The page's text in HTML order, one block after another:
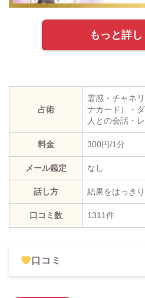
もっと詳
占術
霊感・チャネ
ナカード）・
人との会話・
料金 300円/1分
メール鑑定 なし
話し方 結果をはっき
口コミ数 1311件
口コミ